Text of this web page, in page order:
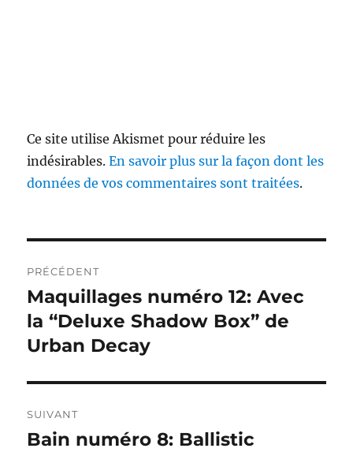
Ce site utilise Akismet pour réduire les
indésirables.En savoir plus sur la façon dont les
données de vos commentaires sont traitées.
de
l’article
PRÉCÉDENT
Publication
précédente :
Maquillages numéro 12: Avec
la “Deluxe Shadow Box” de
Urban Decay
SUIVANT
Publication
Bain numéro 8: Ballistic